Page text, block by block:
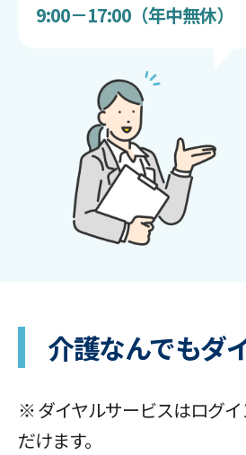
9:00－17:00（年中無休）
介護なんでもダ
※ ダイヤルサービスはログ
だけます。